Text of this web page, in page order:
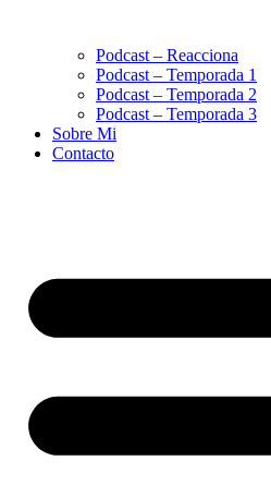
Podcast – Reacciona
Podcast – Temporada 1
Podcast – Temporada 2
Podcast – Temporada 3
Sobre Mi
Contacto